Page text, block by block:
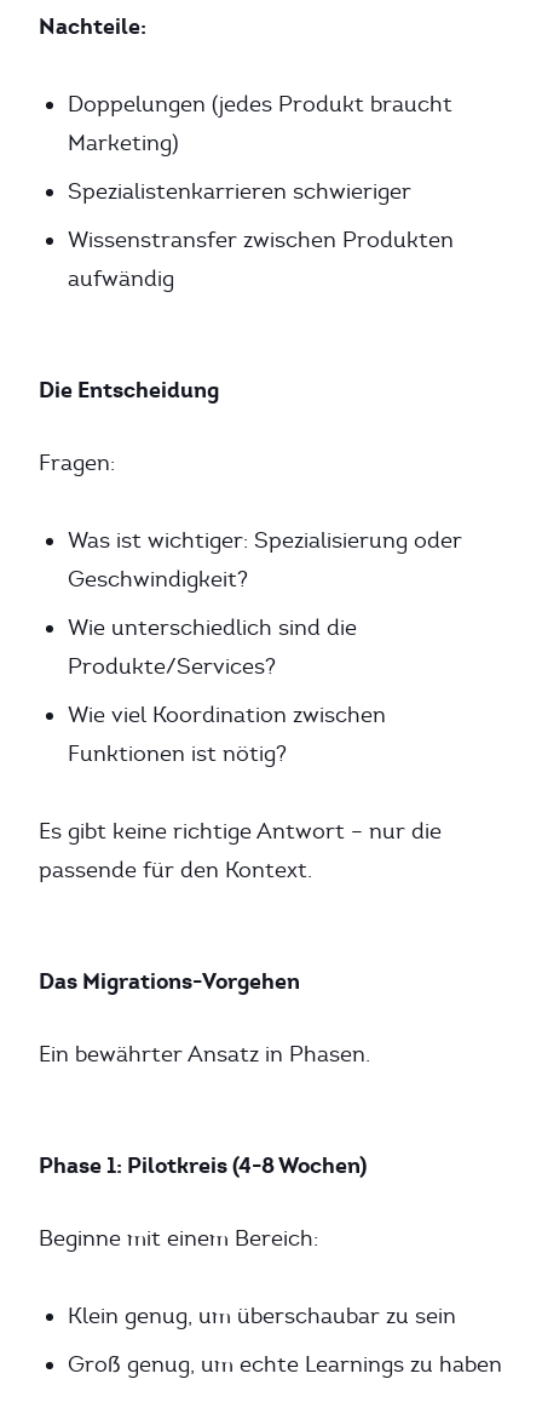
Nachteile:
Doppelungen (jedes Produkt braucht
Marketing)
Spezialistenkarrieren schwieriger
Wissenstransfer zwischen Produkten
aufwändig
Die Entscheidung
Fragen:
Was ist wichtiger: Spezialisierung oder
Geschwindigkeit?
Wie unterschiedlich sind die
Produkte/Services?
Wie viel Koordination zwischen
Funktionen ist nötig?
Es gibt keine richtige Antwort – nur die
passende für den Kontext.
Das Migrations-Vorgehen
Ein bewährter Ansatz in Phasen.
Phase 1: Pilotkreis (4-8 Wochen)
Beginne mit einem Bereich:
Klein genug, um überschaubar zu sein
Groß genug, um echte Learnings zu haben